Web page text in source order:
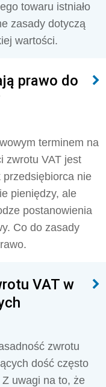
towaru istniało
zasady dotyczą
wartości.
prawo do
terminem na
zwrotu VAT jest
nie
pieniędzy, ale
postanowienia
Co do zasady
VAT w
zwrotu
dość często
uwagi na to, że